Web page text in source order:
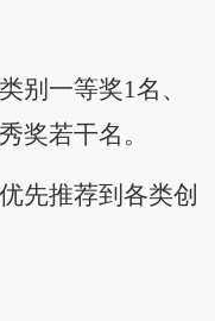
别一等奖1名、
奖若干名。
先推荐到各类创